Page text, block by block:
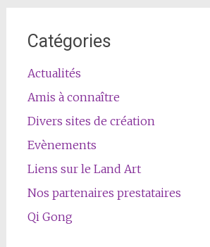
Catégories
Actualités
Amis à connaître
Divers sites de création
Evènements
Liens sur le Land Art
Nos partenaires prestataires
Qi Gong